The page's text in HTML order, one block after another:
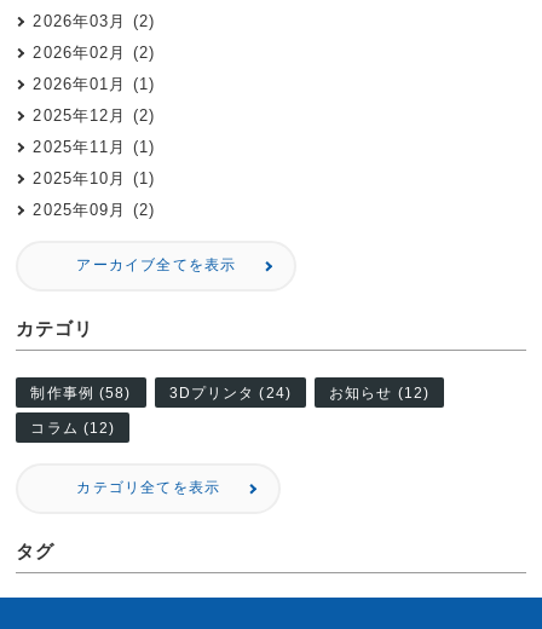
2026年03月 (2)
2026年02月 (2)
2026年01月 (1)
2025年12月 (2)
2025年11月 (1)
2025年10月 (1)
2025年09月 (2)
アーカイブ全てを表示
カテゴリ
制作事例 (58) 3Dプリンタ (24) お知らせ (12)
コラム (12)
カテゴリ全てを表示
タグ